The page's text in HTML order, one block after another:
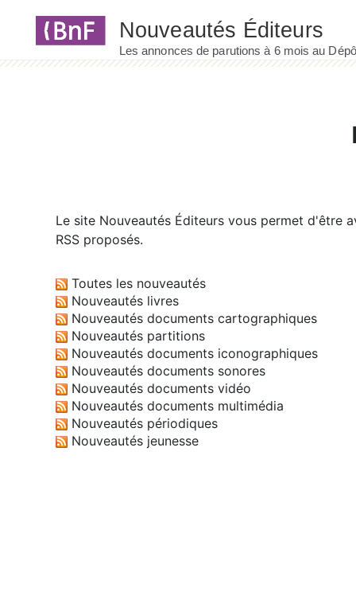
Le site Nouveautés Éditeurs vous permet d'être
RSS proposés.
Toutes les nouveautés
Nouveautés livres
Nouveautés documents cartographiques
Nouveautés partitions
Nouveautés documents iconographiques
Nouveautés documents sonores
Nouveautés documents vidéo
Nouveautés documents multimédia
Nouveautés périodiques
Nouveautés jeunesse